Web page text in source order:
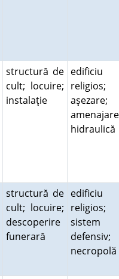
structură de
cult; locuire;
instalaţie
edificiu
religios;
aşezare;
amenajare
structură de
cult; locuire;
descoperire
funerară
edificiu
religios;
sistem
defensiv;